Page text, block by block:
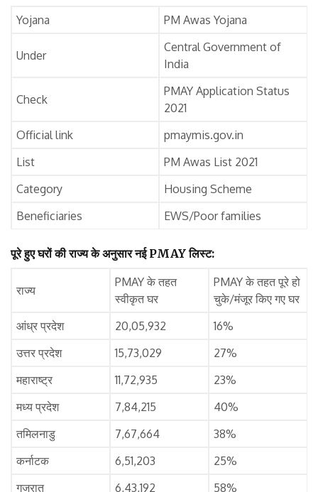
Yojana PM Awas Yojana
Under
Central Government of
India
Check
PMAY Application Status
2021
Official link
pmaymis.gov.in
List
PM Awas List 2021
Category
Housing Scheme
Beneficiaries
EWS/Poor families
पूरे हुए घरों की राज्य के अनुसार नई PMAY लिस्ट:
राज्य
PMAY के तहत
स्वीकृत घर
PMAY के तहत पूरे हो
चुके/मंजूर किए गए घर
आंध्र प्रदेश
20,05,932
16%
उत्तर प्रदेश
15,73,029
27%
महाराष्ट्र
11,72,935
23%
मध्य प्रदेश
7,84,215
40%
तमिलनाडु
7,67,664
38%
कर्नाटक
6,51,203
25%
गुजरात
6,43,192 58%